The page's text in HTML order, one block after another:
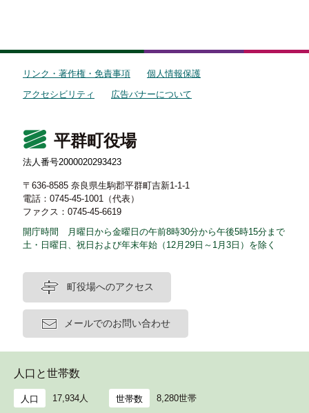
リンク・著作権・免責事項
個人情報保護
アクセシビリティ
広告バナーについて
平群町役場
法人番号2000020293423
〒636-8585 奈良県生駒郡平群町吉新1-1-1
電話：0745-45-1001（代表）
ファクス：0745-45-6619
開庁時間 月曜日から金曜日の午前8時30分から午後5時15分まで
土・日曜日、祝日および年末年始（12月29日～1月3日）を除く
町役場へのアクセス
メールでのお問い合わせ
人口と世帯数
人口 17,934人 世帯数 8,280世帯